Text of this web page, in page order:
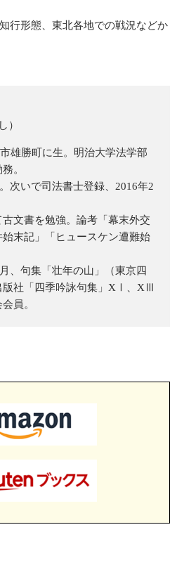
行形態、東北各地での戦況などか
）
雄勝町に生。明治大学法学部
。
次いで司法書士登録、2016年2
古文書を勉強。論考「幕末外交
末記」「ヒュースケン遭難始
、句集「壮年の山」（東京四
版社「四季吟詠句集」XⅠ、XⅢ
員。